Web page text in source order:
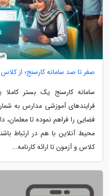
صفر تا صد سامانه کارسنج؛ از
سامانه کارسنج یک بستر
فرایندهای آموزشی مدارس به
فضایی را فراهم نموده تا معلمان،
محیط آنلاین با هم در ارتباط
کلاس و آزمون تا ارائه کارنامه...